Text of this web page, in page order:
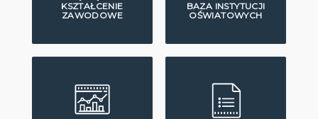
KSZTAŁCENIE
ZAWODOWE
BAZA INSTYTUCJI
OŚWIATOWYCH